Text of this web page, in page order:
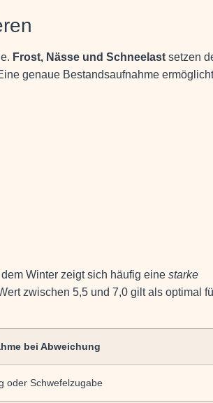
Frost, Nässe und Schneelast setzen
genaue Bestandsaufnahme
Winter zeigt sich häufig eine starke
zwischen 5,5 und 7,0 gilt als optimal
bei Abweichung
oder Schwefelzugabe